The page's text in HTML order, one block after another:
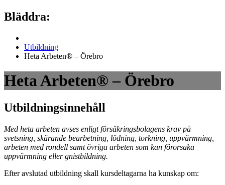
Bläddra:
Utbildning
Heta Arbeten® – Örebro
Heta Arbeten® – Örebro
Utbildningsinnehåll
Med heta arbeten avses enligt försäkringsbolagens krav på
svetsning, skärande bearbetning, lödning, torkning, uppvärmning,
arbeten med rondell samt övriga arbeten som kan förorsaka
uppvärmning eller gnistbildning.
Efter avslutad utbildning skall kursdeltagarna ha kunskap om: